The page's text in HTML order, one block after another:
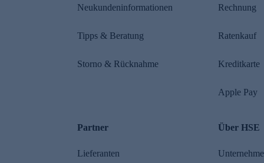
Neukundeninformationen
Tipps & Beratung
Storno & Rücknahme
Rechnung
Ratenkauf
Kreditkarte
Apple Pay
Partner
Lieferanten
Über HSE